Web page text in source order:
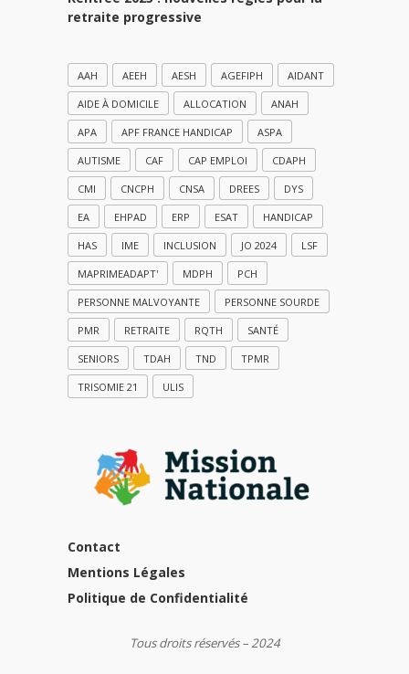
retraite progressive
AAH AEEH AESH AGEFIPH AIDANT
AIDE À DOMICILE ALLOCATION ANAH
APA APF FRANCE HANDICAP ASPA
AUTISME CAF CAP EMPLOI CDAPH
CMI CNCPH CNSA DREES DYS
EA EHPAD ERP ESAT HANDICAP
HAS IME INCLUSION JO 2024 LSF
MAPRIMEADAPT' MDPH PCH
PERSONNE MALVOYANTE PERSONNE SOURDE
PMR RETRAITE RQTH SANTÉ
SENIORS TDAH TND TPMR
TRISOMIE 21 ULIS
Contact
Mentions Légales
Politique de Confidentialité
Tous droits réservés – 2024